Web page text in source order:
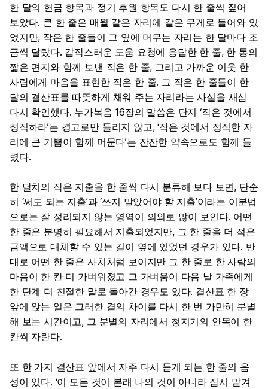
한 달의 헌금 항목과 정기 후원 항목도 다시 한 줄씩 짚어
보았다. 큰 한 줄은 매월 같은 자리에 같은 무게로 들어와 있
었지만, 작은 한 줄들이 그 옆에 머무는 자리는 한 달마다 조
금씩 달랐다. 갑작스러운 도움 요청에 응답한 한 줄, 한 통의
짧은 편지와 함께 보낸 작은 한 줄, 그리고 가까운 이웃 한
사람에게 마음을 표현한 작은 한 줄. 그 작은 한 줄들이 한
달의 결산표를 따뜻하게 채워 주는 자리라는 사실을 새삼
다시 확인했다. 누가복음 16장의 말씀은 단지 ‘작은 것에서
정직하라’는 경고로만 들리지 않고, ‘작은 것에서 정직한 자
리에 큰 기쁨이 함께 머문다’는 잔잔한 약속으로도 함께 들
렸다.
한 달치의 작은 지출을 한 줄씩 다시 분류해 보다 보면, 단순
히 ‘써도 되는 지출’과 ‘쓰지 말았어야 할 지출’이라는 이분법
으로는 잘 정리되지 않는 영역이 의외로 많이 보인다. 어떤
한 줄은 분명히 필요해서 지출되었지만, 그 한 줄을 더 적은
금액으로 대체할 수 있는 길이 옆에 있었던 경우가 있다. 반
대로 어떤 한 줄은 사치처럼 보이지만 그 한 줄로 한 사람의
마음이 한 칸 더 가벼워졌고 그 가벼움이 다음 날 가족에게
한 단계 더 친절한 말로 돌아간 경우도 있다. 결산표 한 장
앞에 앉는 일은 그러한 결의 차이를 다시 한 번 가만히 분별
해 보는 시간이고, 그 분별의 자리에서 청지기의 안목이 한
칸씩 자란다.
또 한 가지 결산표 앞에서 자주 다시 듣게 되는 한 줄의 음
성이 있다. ‘이 모든 것이 본래 나의 것이 아니라 잠시 맡겨